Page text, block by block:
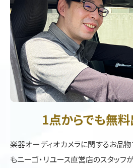
1点からでも無料
楽器オーディオカメラに関するお品
もニーゴ・リユース直営店のスタッ